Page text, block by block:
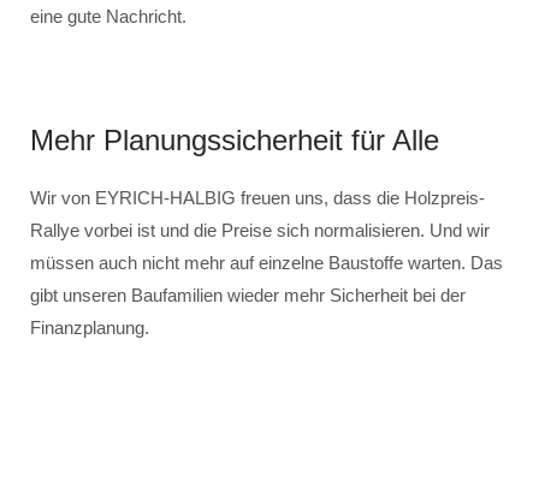
eine gute Nachricht.
Mehr Planungssicherheit für Alle
Wir von EYRICH-HALBIG freuen uns, dass die Holzpreis-
Rallye vorbei ist und die Preise sich normalisieren. Und wir
müssen auch nicht mehr auf einzelne Baustoffe warten. Das
gibt unseren Baufamilien wieder mehr Sicherheit bei der
Finanzplanung.